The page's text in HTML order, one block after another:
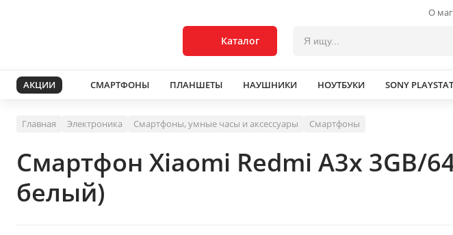
О
Каталог
АКЦИИ СМАРТФОНЫ ПЛАНШЕТЫ НАУШНИКИ НОУТБУКИ SONY
Главная Электроника Смартфоны, умные часы и аксессуары Смартфоны
Смартфон Xiaomi Redmi A3x 3GB/
белый)